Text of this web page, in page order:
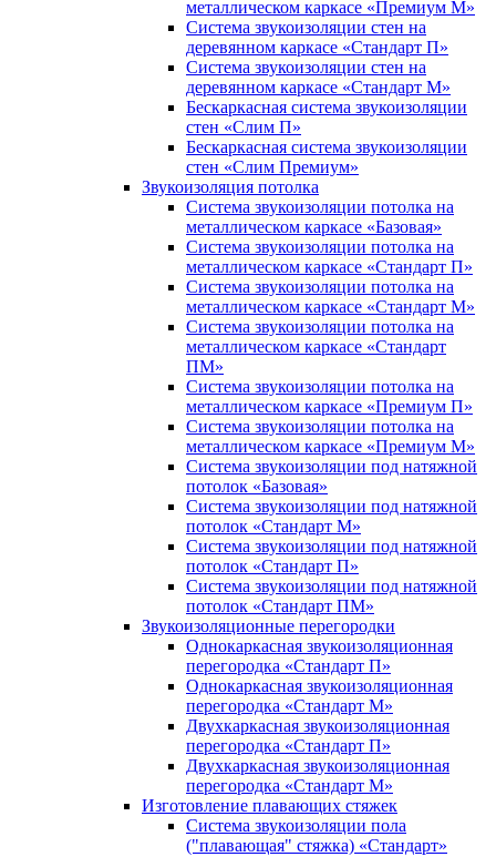
металлическом каркасе «Премиум М»
Система звукоизоляции стен на
деревянном каркасе «Стандарт П»
Система звукоизоляции стен на
деревянном каркасе «Стандарт М»
Бескаркасная система звукоизоляции
стен «Слим П»
Бескаркасная система звукоизоляции
стен «Слим Премиум»
Звукоизоляция потолка
Система звукоизоляции потолка на
металлическом каркасе «Базовая»
Система звукоизоляции потолка на
металлическом каркасе «Стандарт П»
Система звукоизоляции потолка на
металлическом каркасе «Стандарт М»
Система звукоизоляции потолка на
металлическом каркасе «Стандарт
ПМ»
Система звукоизоляции потолка на
металлическом каркасе «Премиум П»
Система звукоизоляции потолка на
металлическом каркасе «Премиум М»
Система звукоизоляции под натяжной
потолок «Базовая»
Система звукоизоляции под натяжной
потолок «Стандарт М»
Система звукоизоляции под натяжной
потолок «Стандарт П»
Система звукоизоляции под натяжной
потолок «Стандарт ПМ»
Звукоизоляционные перегородки
Однокаркасная звукоизоляционная
перегородка «Стандарт П»
Однокаркасная звукоизоляционная
перегородка «Стандарт М»
Двухкаркасная звукоизоляционная
перегородка «Стандарт П»
Двухкаркасная звукоизоляционная
перегородка «Стандарт М»
Изготовление плавающих стяжек
Система звукоизоляции пола
("плавающая" стяжка) «Стандарт»